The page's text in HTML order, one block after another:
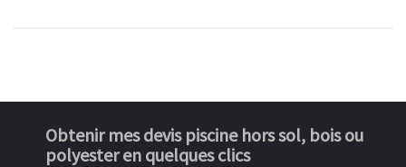
Obtenir mes devis piscine hors sol, bois ou
polyester en quelques clics